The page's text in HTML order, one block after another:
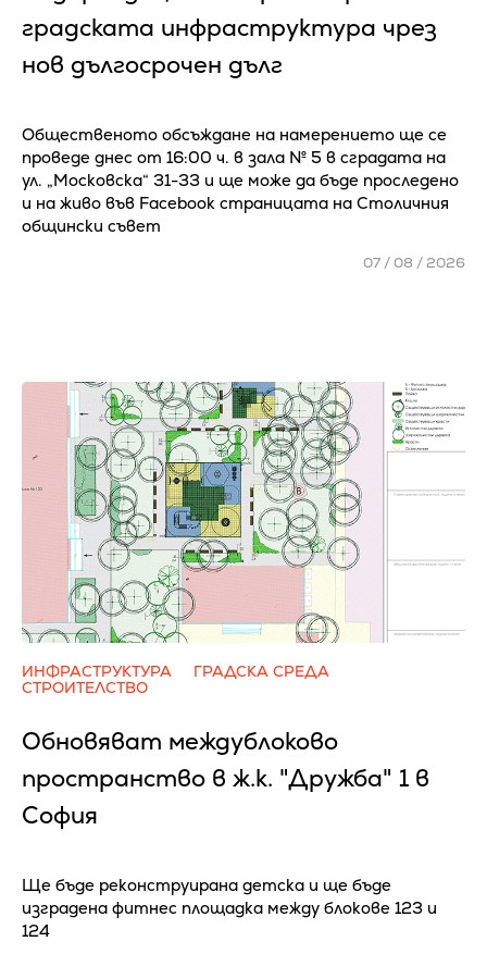
градската инфраструктура чрез
нов дългосрочен дълг
Общественото обсъждане на намерението ще се
проведе днес от 16:00 ч. в зала № 5 в сградата на
ул. „Московска“ 31-33 и ще може да бъде проследено
и на живо във Facebook страницата на Столичния
общински съвет
07 / 08 / 2026
ИНФРАСТРУКТУРА
ГРАДСКА СРЕДА
СТРОИТЕЛСТВО
Обновяват междублоково
пространство в ж.к. "Дружба" 1 в
София
Ще бъде реконструирана детска и ще бъде
изградена фитнес площадка между блокове 123 и
124